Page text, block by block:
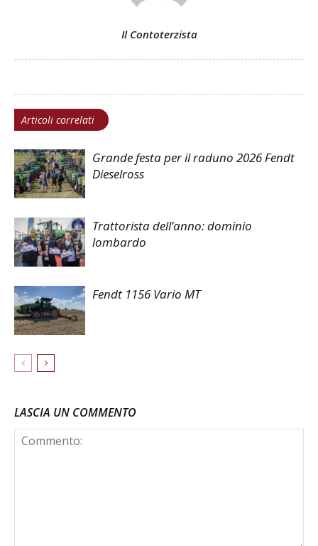
Il Contoterzista
Articoli correlati
Grande festa per il raduno 2026 Fendt
Dieselross
Trattorista dell’anno: dominio
lombardo
Fendt 1156 Vario MT
LASCIA UN COMMENTO